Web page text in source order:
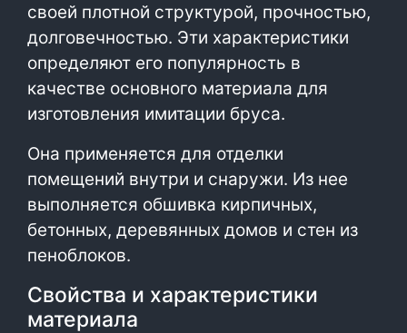
своей плотной структурой, прочностью,
долговечностью. Эти характеристики
определяют его популярность в
качестве основного материала для
изготовления имитации бруса.
Она применяется для отделки
помещений внутри и снаружи. Из нее
выполняется обшивка кирпичных,
бетонных, деревянных домов и стен из
пеноблоков.
Свойства и характеристики
материала